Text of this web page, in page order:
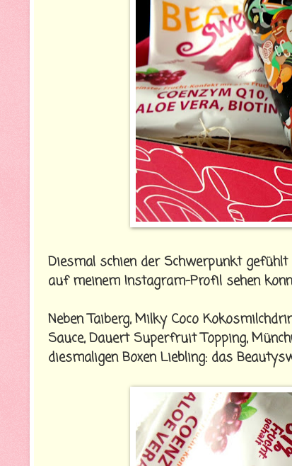
Diesmal schien der Schwerpunkt
auf meinem Instagram-Profil sehen
Neben Taiberg, Milky Coco
Sauce, Dauert Superfruit Topping,
diesmaligen Boxen Liebling: das